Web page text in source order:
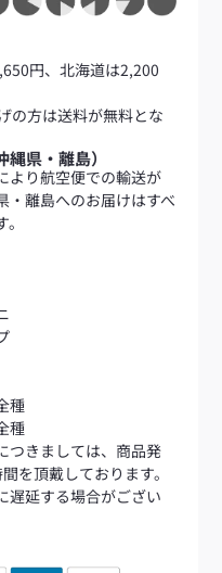
円、北海道は2,200
の方は送料が無料とな
県・離島）
より航空便での輸送が
・離島へのお届けはすべ
種
種
つきましては、商品発
を頂戴しております。
遅延する場合がござい